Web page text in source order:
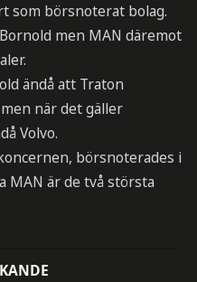
som börsnoterat bolag.
men MAN däremot
ändå att Traton
när det gäller
Volvo.
börsnoterades i
MAN är de två största